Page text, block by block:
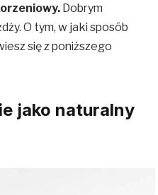
Dobrym
O tym, w jaki sposób
się z poniższego
jako naturalny